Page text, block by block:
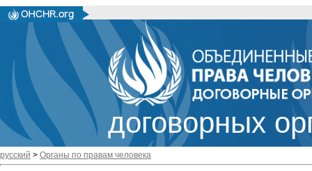
договорных
русский > Органы по правам человека